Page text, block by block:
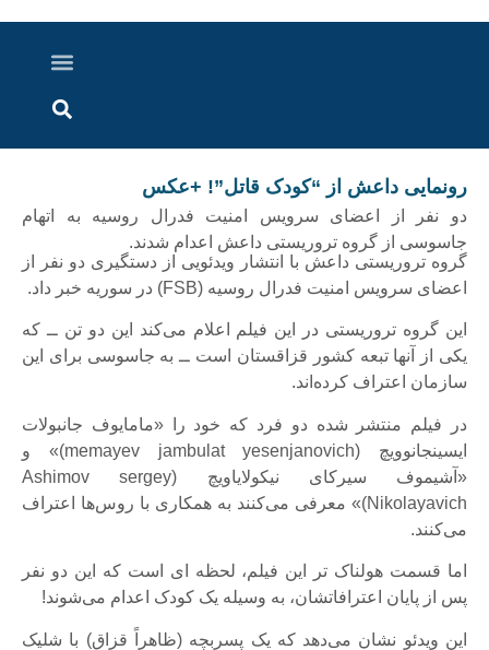
رونمایی داعش از “کودک قاتل”! +عکس
دو نفر از اعضای سرویس امنیت فدرال روسیه به اتهام
جاسوسی از گروه تروریستی داعش اعدام شدند.
گروه تروریستی داعش با انتشار ویدئویی از دستگیری دو نفر از
اعضای سرویس امنیت فدرال روسیه (FSB) در سوریه خبر داد.
این گروه تروریستی در این فیلم اعلام می‌کند این دو تن ــ که
یکی از آنها تبعه کشور قزاقستان است ــ به جاسوسی برای این
سازمان اعتراف کرده‌اند.
در فیلم منتشر شده دو فرد که خود را «مامایوف جانبولات
ایسینجانوویچ (memayev jambulat yesenjanovich)» و
«آشیموف سیرکای نیکولایاویچ (Ashimov sergey
Nikolayavich)» معرفی می‌کنند به همکاری با روس‌ها اعتراف
می‌کنند.
اما قسمت هولناک تر این فیلم، لحظه ای است که این دو نفر
پس از پایان اعترافاتشان، به وسیله یک کودک اعدام می‌شوند!
این ویدئو نشان می‌دهد که یک پسربچه (ظاهراً قزاق) با شلیک